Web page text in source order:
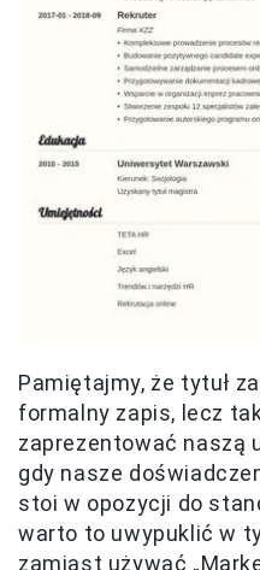
Pamiętajmy, że tytuł
formalny zapis, lecz
zaprezentować naszą
gdy nasze
stoi w opozycji do
warto to uwypuklić w
zamiast używać